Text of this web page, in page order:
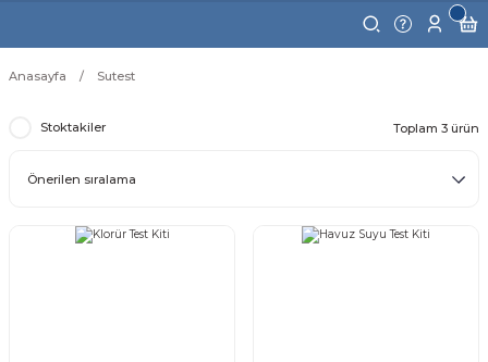
Anasayfa Sutest
Stoktakiler Toplam 3 ürün